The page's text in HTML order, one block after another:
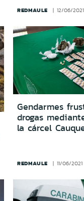
REDMAULE 12/06/2021
Gendarmes
drogas
la cárcel
REDMAULE 11/06/